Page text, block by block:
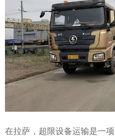
在拉萨，超限设备运输是一